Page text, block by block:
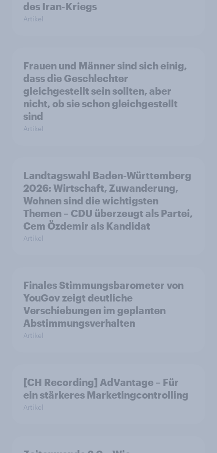
des Iran-Kriegs
Artikel
Frauen und Männer sind sich einig,
dass die Geschlechter
gleichgestellt sein sollten, aber
nicht, ob sie schon gleichgestellt
sind
Artikel
Landtagswahl Baden-Württemberg
2026: Wirtschaft, Zuwanderung,
Wohnen sind die wichtigsten
Themen – CDU überzeugt als Partei,
Cem Özdemir als Kandidat
Artikel
Finales Stimmungsbarometer von
YouGov zeigt deutliche
Verschiebungen im geplanten
Abstimmungsverhalten
Artikel
[CH Recording] AdVantage – Für
ein stärkeres Marketingcontrolling
Artikel